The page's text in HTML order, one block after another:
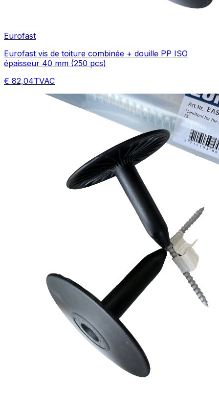
Eurofast
Eurofast vis de toiture combinée + douille PP ISO
épaisseur 40 mm (250 pcs)
€ 82,04TVAC